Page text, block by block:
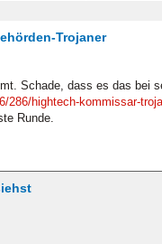
Trojaner
Schade, dass es das bei
286/hightech-kommissar-
Runde.